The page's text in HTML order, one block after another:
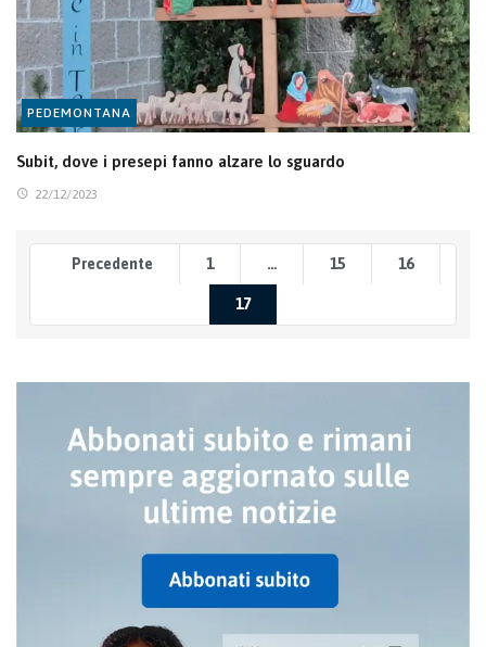
PEDEMONTANA
Subit, dove i presepi fanno alzare lo sguardo
22/12/2023
Precedente 1 … 15 16
17